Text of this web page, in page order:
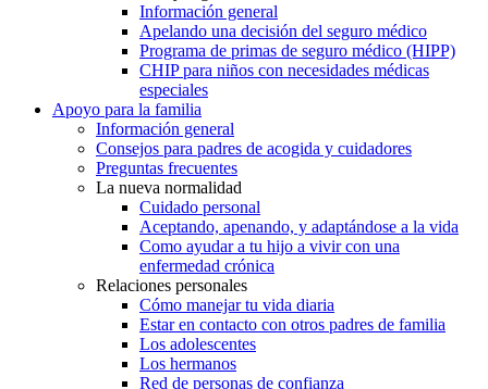
Información general
Apelando una decisión del seguro médico
Programa de primas de seguro médico (HIPP)
CHIP para niños con necesidades médicas
especiales
Apoyo para la familia
Información general
Consejos para padres de acogida y cuidadores
Preguntas frecuentes
La nueva normalidad
Cuidado personal
Aceptando, apenando, y adaptándose a la vida
Como ayudar a tu hijo a vivir con una
enfermedad crónica
Relaciones personales
Cómo manejar tu vida diaria
Estar en contacto con otros padres de familia
Los adolescentes
Los hermanos
Red de personas de confianza